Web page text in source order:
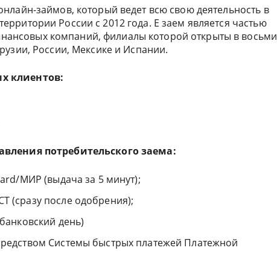
займов, который ведет всю свою деятельность в
России с 2012 года. Е заем является частью
компаний, филиалы которой открыты в восьми
России, Мексике и Испании.
клиентов:
потребительского заема:
МИР (выдача за 5 минут);
(сразу после одобрения);
день)
Системы быстрых платежей Платежной